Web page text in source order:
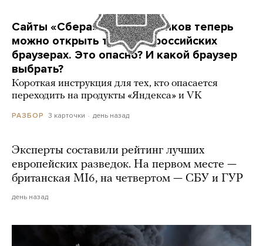
Сайты «Сбера» и других банков теперь
можно открыть только в российских
браузерах. Это опасно? И какой браузер
выбрать?
Короткая инструкция для тех, кто опасается
переходить на продукты «Яндекса» и VK
РАЗБОР 3 карточки день назад
Эксперты составили рейтинг лучших
европейских разведок. На первом месте —
британская MI6, на четвертом — СБУ и ГУР
день назад